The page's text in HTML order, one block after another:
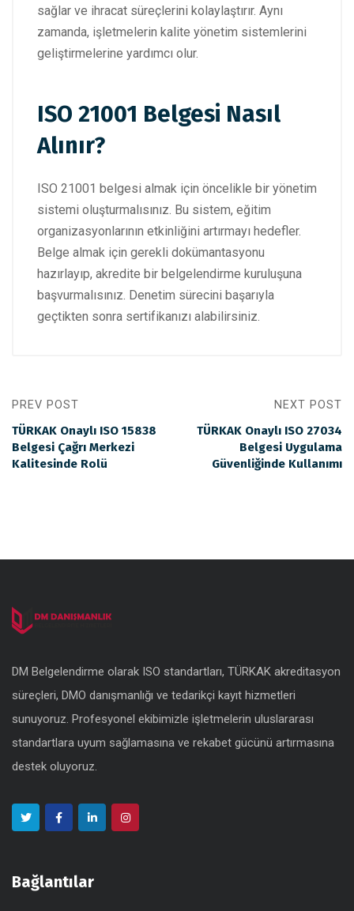
sağlar ve ihracat süreçlerini kolaylaştırır. Aynı
zamanda, işletmelerin kalite yönetim sistemlerini
geliştirmelerine yardımcı olur.
ISO 21001 Belgesi Nasıl
Alınır?
ISO 21001 belgesi almak için öncelikle bir yönetim
sistemi oluşturmalısınız. Bu sistem, eğitim
organizasyonlarının etkinliğini artırmayı hedefler.
Belge almak için gerekli dokümantasyonu
hazırlayıp, akredite bir belgelendirme kuruluşuna
başvurmalısınız. Denetim sürecini başarıyla
geçtikten sonra sertifikanızı alabilirsiniz.
PREV POST
TÜRKAK Onaylı ISO 15838
Belgesi Çağrı Merkezi
Kalitesinde Rolü
NEXT POST
TÜRKAK Onaylı ISO 27034
Belgesi Uygulama
Güvenliğinde Kullanımı
DM Belgelendirme olarak ISO standartları, TÜRKAK akreditasyon
süreçleri, DMO danışmanlığı ve tedarikçi kayıt hizmetleri
sunuyoruz. Profesyonel ekibimizle işletmelerin uluslararası
standartlara uyum sağlamasına ve rekabet gücünü artırmasına
destek oluyoruz.
Bağlantılar